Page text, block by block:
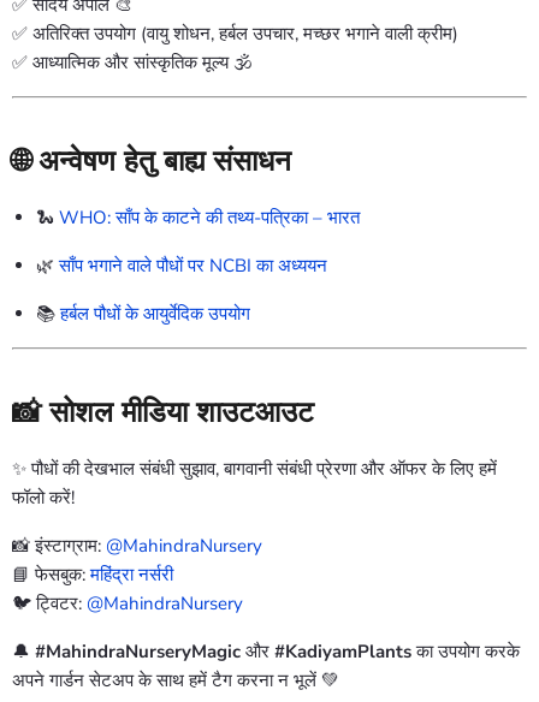
✅ सौंदर्य अपील 🎨
✅ अतिरिक्त उपयोग (वायु शोधन, हर्बल उपचार, मच्छर भगाने वाली क्रीम)
✅ आध्यात्मिक और सांस्कृतिक मूल्य 🕉️
🌐 अन्वेषण हेतु बाह्य संसाधन
🐍 WHO: साँप के काटने की तथ्य-पत्रिका – भारत
🌿साँप भगाने वाले पौधों पर NCBI का अध्ययन
📚हर्बल पौधों के आयुर्वेदिक उपयोग
📸 सोशल मीडिया शाउटआउट
✨ पौधों की देखभाल संबंधी सुझाव, बागवानी संबंधी प्रेरणा और ऑफर के लिए हमें
फॉलो करें!
📸 इंस्टाग्राम: @MahindraNursery
📘 फेसबुक:महिंद्रा नर्सरी
🐦 ट्विटर: @MahindraNursery
🔔 #MahindraNurseryMagic और #KadiyamPlantsका उपयोग करके
अपने गार्डन सेटअप के साथ हमें टैग करना न भूलें 💚